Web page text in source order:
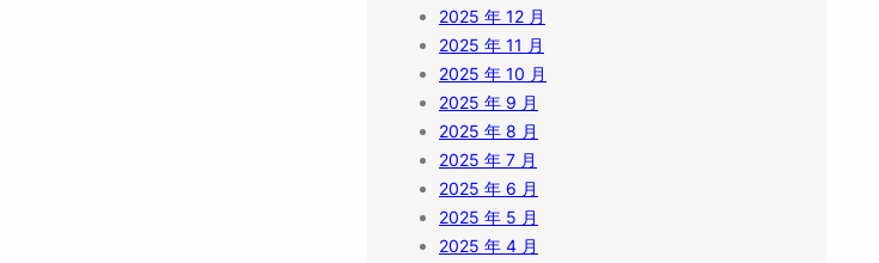
2025 年 12 月
2025 年 11 月
2025 年 10 月
2025 年 9 月
2025 年 8 月
2025 年 7 月
2025 年 6 月
2025 年 5 月
2025 年 4 月